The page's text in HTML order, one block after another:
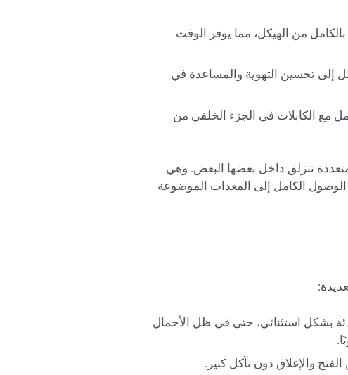
من الهيكل، مما يوفر الوقت
إلى تحسين التهوية والمساعدة في
مع الكابلات في الجزء الخلفي من
تنزلق داخل بعضها البعض. وهي
الكامل إلى المعدات الموضوعة
بشكل استثنائي، حتى في ظل الأحمال
والإغلاق دون تآكل كبير.